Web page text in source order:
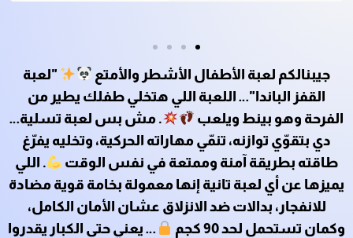
جيبنالكم لعبة الأطفال الأشطر والأمتع
"لعبة
القفز الباندا"… اللعبة اللي هتخلي طفلك يطير من
الفرحة وهو بينط ويلعب
. مش بس لعبة تسلية…
دي بتقوّي توازنه، تنمّي مهاراته الحركية، وتخليه يفرّغ
طاقته بطريقة آمنة وممتعة في نفس الوقت
. اللي
يميزها عن أي لعبة تانية إنها معمولة بخامة قوية مضادة
للانفجار، بدالات ضد الانزلاق عشان الأمان الكامل،
وكمان تستحمل لحد 90 كجم
… يعني حتى الكبار يقدروا